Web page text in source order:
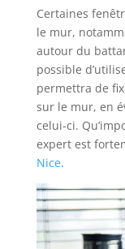
Certaines
le mur,
autour du
possible
permettra de
sur le mur, en
celui-ci.
expert est
Nice.